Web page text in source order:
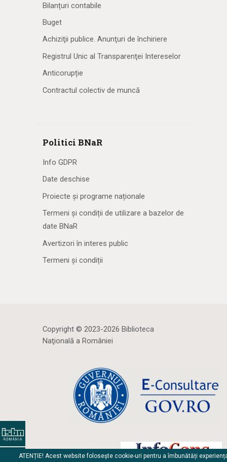
Bilanțuri contabile
Buget
Achiziţii publice. Anunţuri de închiriere
Registrul Unic al Transparenţei Intereselor
Anticorupție
Contractul colectiv de muncă
Politici BNaR
Info GDPR
Date deschise
Proiecte și programe naționale
Termeni și condiții de utilizare a bazelor de
date BNaR
Avertizori în interes public
Termeni și condiții
Copyright © 2023-2026 Biblioteca
Naţională a României
ATENȚIE! Acest website folosește cookie-uri pentru a îmbunătăți